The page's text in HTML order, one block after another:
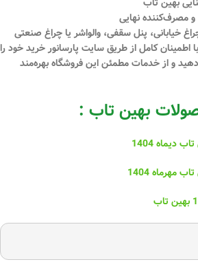
و مصرف‌کننده نهایی
خیابانی، پنل سقفی، والواشر یا چراغ صنعتی
اطمینان کامل از طریقسایت پارسانورخرید خود را
دهید و از خدمات مطمئن این فروشگاه بهره‌مند
بهین تاب :
1404
1404